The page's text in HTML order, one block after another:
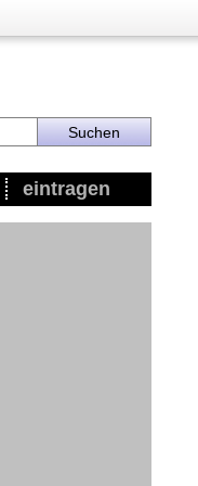
eintragen